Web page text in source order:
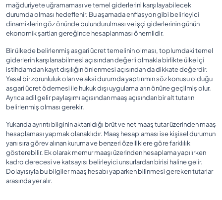
mağduriyete uğramaması ve temel giderlerini karşılayabilecek
durumda olması hedeflenir. Bu aşamada enflasyon gibi belirleyici
dinamiklerin göz önünde bulundurulması ve işçi giderlerinin günün
ekonomik şartları gereğince hesaplanması önemlidir.
Bir ülkede belirlenmiş asgari ücret temelinin olması, toplumdaki temel
giderlerin karşılanabilmesi açısından değerli olmakla birlikte ülke içi
istihdamdan kayıt dışılığın önlenmesi açısından da dikkate değerdir.
Yasal bir zorunluluk olan ve aksi durumda yaptırımın söz konusu olduğu
asgari ücret ödemesi ile hukuk dışı uygulamaların önüne geçilmiş olur.
Ayrıca adil gelir paylaşımı açısından maaş açısından bir alt tutarın
belirlenmiş olması gerekir.
Yukarıda ayrıntı bilginin aktarıldığı brüt ve net maaş tutar üzerinden maaş
hesaplaması yapmak olanaklıdır. Maaş hesaplaması ise kişisel durumun
yanı sıra görev alınan kuruma ve benzeri özelliklere göre farklılık
gösterebilir. Ek olarak memur maaşı üzerinden hesaplama yapılırken
kadro derecesi ve katsayısı belirleyici unsurlardan birisi haline gelir.
Dolayısıyla bu bilgiler maaş hesabı yaparken bilinmesi gereken tutarlar
arasında yer alır.